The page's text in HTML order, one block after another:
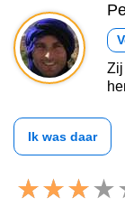
Zij
Ik was daar